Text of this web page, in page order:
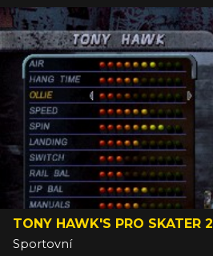
TONY HAWK'S PRO SKATER 2
Sportovní